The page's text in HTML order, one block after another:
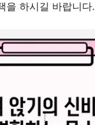
을 하시길 바랍니다.